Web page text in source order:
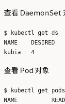
查看 DaemonSet
$ kubectl get ds
NAME    DESIRED
查看 Pod 对象
$ kubectl get
NAME